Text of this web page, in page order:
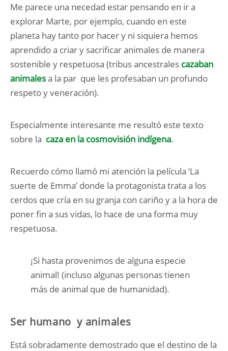
Me parece una necedad estar pensando en ir a
explorar Marte, por ejemplo, cuando en este
planeta hay tanto por hacer y ni siquiera hemos
aprendido a criar y sacrificar animales de manera
sostenible y respetuosa (tribus ancestrales cazaban
animalesa la par que les profesaban un profundo
respeto y veneración).
Especialmente interesante me resultó este texto
sobre la caza en la cosmovisión indígena.
Recuerdo cómo llamó mi atención la película ‘La
suerte de Emma’ donde la protagonista trata a los
cerdos que cría en su granja con cariño y a la hora de
poner fin a sus vidas, lo hace de una forma muy
respetuosa.
¡Si hasta provenimos de alguna especie
animal! (incluso algunas personas tienen
más de animal que de humanidad).
Ser humano y animales
Está sobradamente demostrado que el destino de la